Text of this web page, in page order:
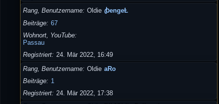
Rang, Benutzername Oldie ꞗengeȽ
Beiträge 67
Wohnort, YouTube
Passau
Registriert 24. Mär 2022, 16:49
Rang, Benutzername Oldie aRo
Beiträge
1
Registriert 24. Mär 2022, 17:38